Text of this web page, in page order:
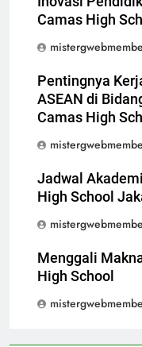
Camas High
Pentingnya
ASEAN di
Camas High
Jadwal
High School
Menggali
High School